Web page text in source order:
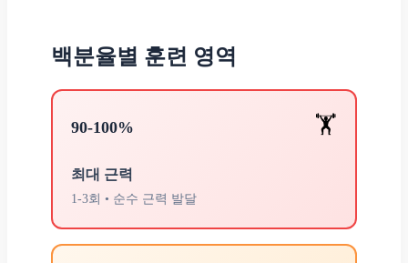
백분율별 훈련 영역
90-100% 🏋️
최대 근력
1-3회 • 순수 근력 발달